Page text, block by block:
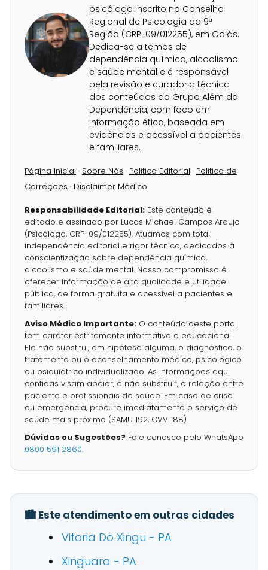
psicólogo inscrito no Conselho
Regional de Psicologia da 9ª
Região (CRP-09/012255), em Goiás.
Dedica-se a temas de
dependência química, alcoolismo
e saúde mental e é responsável
pela revisão e curadoria técnica
dos conteúdos do Grupo Além da
Dependência, com foco em
informação ética, baseada em
evidências e acessível a pacientes
e familiares.
Página Inicial · Sobre Nós · Política Editorial · Política de
Correções · Disclaimer Médico
Responsabilidade Editorial: Este conteúdo é
editado e assinado por Lucas Michael Campos Araujo
(Psicólogo, CRP-09/012255). Atuamos com total
independência editorial e rigor técnico, dedicados à
conscientização sobre dependência química,
alcoolismo e saúde mental. Nosso compromisso é
oferecer informação de alta qualidade e utilidade
pública, de forma gratuita e acessível a pacientes e
familiares.
Aviso Médico Importante: O conteúdo deste portal
tem caráter estritamente informativo e educacional.
Ele não substitui, em hipótese alguma, o diagnóstico, o
tratamento ou o aconselhamento médico, psicológico
ou psiquiátrico individualizado. As informações aqui
contidas visam apoiar, e não substituir, a relação entre
paciente e profissionais de saúde. Em caso de crise
ou emergência, procure imediatamente o serviço de
saúde mais próximo (SAMU 192, CVV 188).
Dúvidas ou Sugestões? Fale conosco pelo WhatsApp
0800 591 2860.
🏙️ Este atendimento em outras cidades
Vitoria Do Xingu - PA
Xinguara - PA